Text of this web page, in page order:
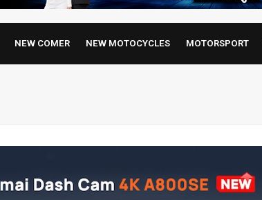
NEW COMER NEW MOTOCYCLES MOTORSPORT